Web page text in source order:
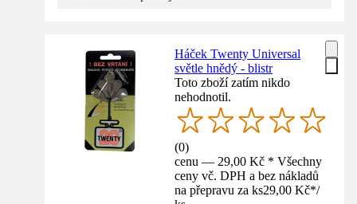
Háček Twenty Universal
světle hnědý - blistr
Toto zboží zatím nikdo
nehodnotil.
(0)
cenu — 29,00 Kč * Všechny
ceny vč. DPH a bez nákladů
na přepravu za ks29,00 Kč*/